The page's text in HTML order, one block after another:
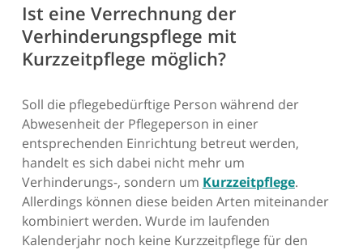
Ist eine Verrechnung der
Verhinderungspflege mit
Kurzzeitpflege möglich?
Soll die pflegebedürftige Person während der
Abwesenheit der Pflegeperson in einer
entsprechenden Einrichtung betreut werden,
handelt es sich dabei nicht mehr um
Verhinderungs-, sondern um Kurzzeitpflege.
Allerdings können diese beiden Arten miteinander
kombiniert werden. Wurde im laufenden
Kalenderjahr noch keine Kurzzeitpflege für den